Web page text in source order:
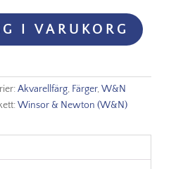
I VARUKORG
Akvarellfärg, Färger,W&N
Winsor & Newton (W&N)